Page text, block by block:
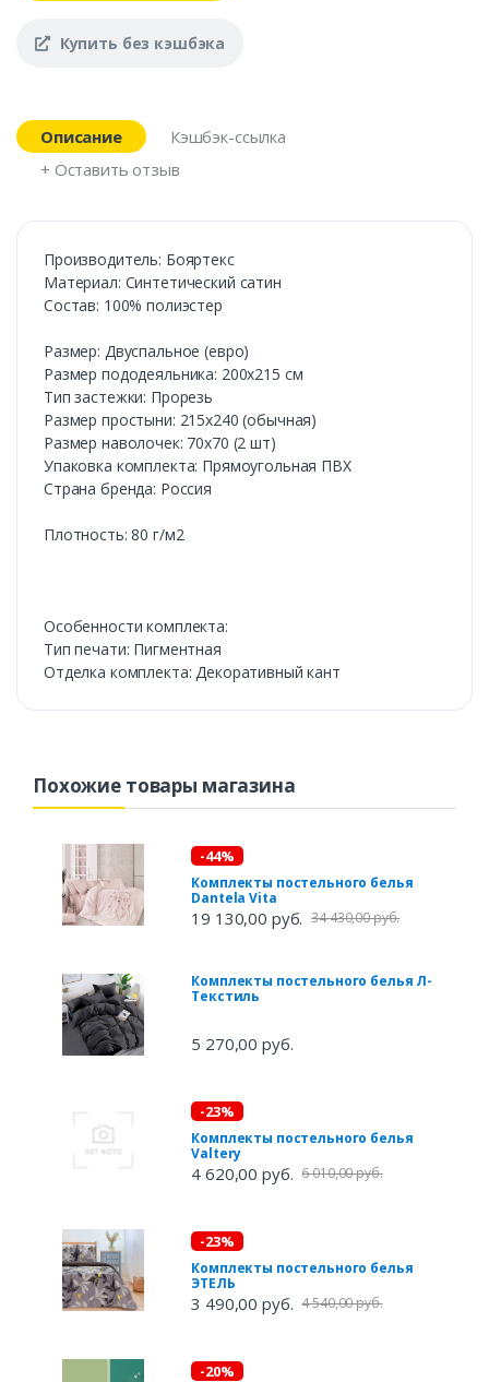
Купить без кэшбэка
Описание
Кэшбэк-ссылка
+ Оставить отзыв
Производитель: Бояртекс
Материал: Синтетический сатин
Состав: 100% полиэстер
Размер: Двуспальное (евро)
Размер пододеяльника: 200х215 см
Тип застежки: Прорезь
Размер простыни: 215х240 (обычная)
Размер наволочек: 70х70 (2 шт)
Упаковка комплекта: Прямоугольная ПВХ
Cтрана бренда: Россия
Плотность: 80 г/м2
Особенности комплекта:
Тип печати: Пигментная
Отделка комплекта: Декоративный кант
Похожие товары магазина
-44%
Комплекты постельного белья
Dantela Vita
19 130,00 руб. 34 430,00 руб.
Комплекты постельного белья Л-
Текстиль
5 270,00 руб.
-23%
Комплекты постельного белья
Valtery
4 620,00 руб. 6 010,00 руб.
-23%
Комплекты постельного белья
ЭТЕЛЬ
3 490,00 руб. 4 540,00 руб.
-20%